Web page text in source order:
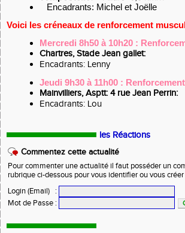
Encadrants: Michel et Joëlle
Voici les créneaux de renforcement
Mercredi 8h50 à 10h20 :
Chartres, Stade Jean gallet:
Encadrants: Lenny
Jeudi 9h30 à 11h00 :
Mainvilliers, Asptt: 4 rue Jean Perrin:
Encadrants: Lou
les Réactions
Commentez cette actualité
Pour commenter une actualité il faut posséder un
rubrique ci-dessous pour vous identifier ou vous
Login (Email)
:
Mot de Passe :